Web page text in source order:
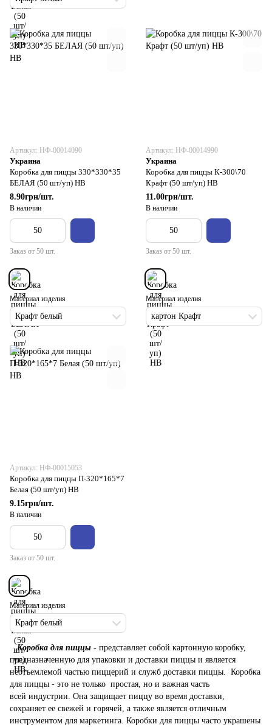
Коробка для пиццы - представляет собой картонную коробку,
предназначенную для упаковки и доставки пиццы и является
неотъемлемой частью пиццерий и служб доставки пиццы. Коробка
для пиццы - это не только простая, но и важная часть
всей индустрии. Она защищает пиццу во время доставки,
сохраняет ее свежей и горячей, а также является отличным
инструментом для маркетинга. Коробки для пиццы часто украшены
Артикул: НФ-00014090
Украина
Коробка для пиццы 330*330*35
БЕЛАЯ (50 шт/уп) НВ
8.90грн/шт.
В наличии
Заказ от 50 шт.
Материал изделия
Крафт белый
Артикул: НФ-00014990
Украина
Коробка для пиццы К-300\70
Крафт (50 шт/уп) НВ
11.00грн/шт.
В наличии
Заказ от 50 шт.
Материал изделия
картон Крафт
Артикул: НФ-00015053
Коробка для пиццы П-320*165*7
Белая (50 шт/уп) НВ
9.15грн/шт.
В наличии
Заказ от 50 шт.
Материал изделия
Крафт белый